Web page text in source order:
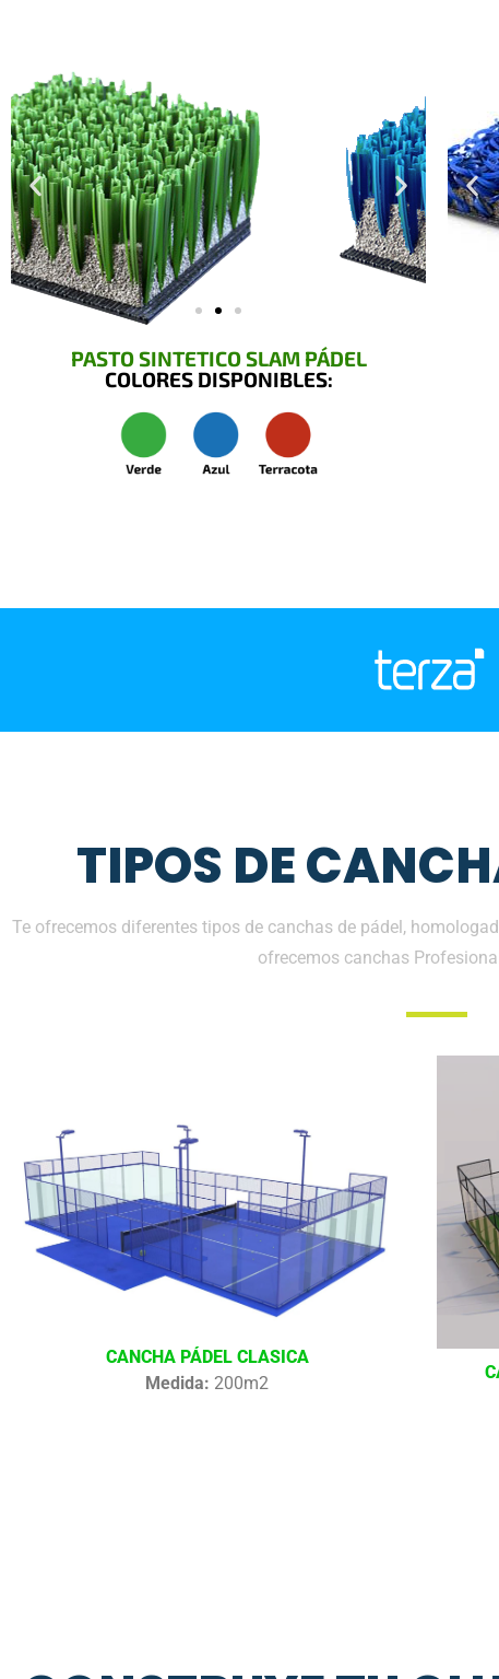
PASTO SINTETICO SLAM PÁDEL
COLORES DISPONIBLES:
TIPOS DE
Te ofrecemos diferentes tipos de canchas de pádel,
ofrecemos canchas
CANCHA PÁDEL CLASICA
Medida: 200m2